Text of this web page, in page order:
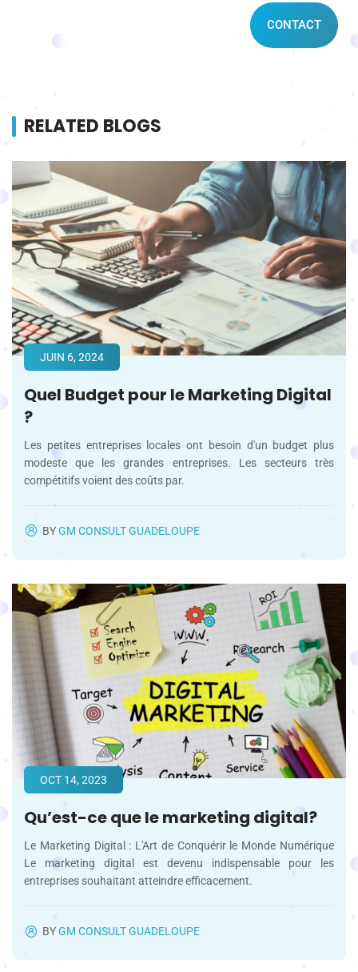
CONTACT
RELATED BLOGS
Quel Budget pour le Marketing Digital
?
Les petites entreprises locales ont besoin d'un budget plus
modeste que les grandes entreprises. Les secteurs très
compétitifs voient des coûts par.
JUIN 6, 2024
BYGM CONSULT GUADELOUPE
Qu’est-ce que le marketing digital?​
Le Marketing Digital : L'Art de Conquérir le Monde Numérique
Le marketing digital est devenu indispensable pour les
entreprises souhaitant atteindre efficacement.
OCT 14, 2023
BYGM CONSULT GUADELOUPE